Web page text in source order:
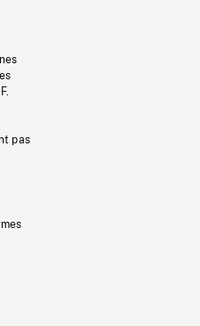
pas